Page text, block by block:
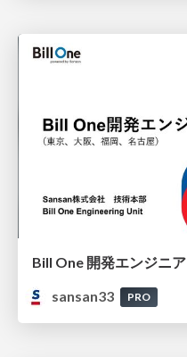
Bill One 開発エンジニ
sansan33
PRO